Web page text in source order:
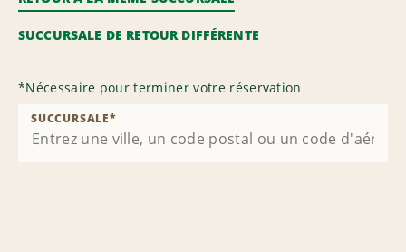
SUCCURSALE DE RETOUR DIFFÉRENTE
*Nécessaire pour terminer votre réservation
SUCCURSALE*